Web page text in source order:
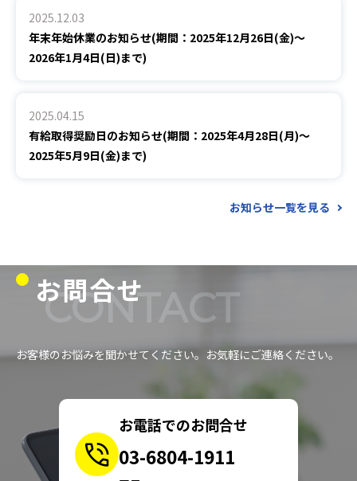
2025.12.03
年末年始休業のお知らせ(期間：2025年12月26日(金)～
2026年1月4日(日)まで)
2025.04.15
有給取得奨励日のお知らせ(期間：2025年4月28日(月)～
2025年5月9日(金)まで)
お知らせ一覧を見る
お問合せ
CONTACT
お客様のお悩みを聞かせてください。お気軽にご連絡ください。
お電話でのお問合せ
03-6804-1911